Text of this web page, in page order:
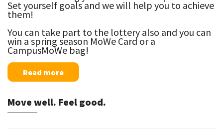
Set yourself goals and we will help you to achieve
them!
You can take part to the lottery also and you can
win a spring season MoWe Card or a
CampusMoWe bag!
Read more
Move well. Feel good.